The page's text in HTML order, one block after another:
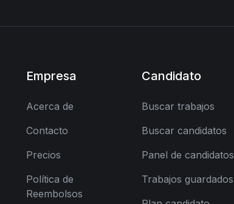
Empresa
Acerca de
Contacto
Precios
Política de
Reembolsos
Candidato
Buscar trabajos
Buscar candidatos
Panel de candidatos
Trabajos guardados